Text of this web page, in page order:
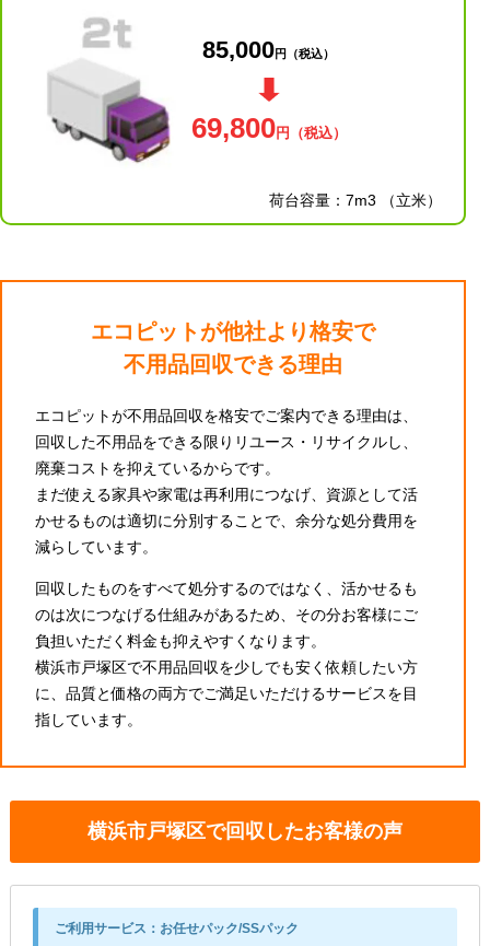
85,000円 （税込）
69,800円 （税込）
荷台容量：7m3 （立米）
エコピットが他社より格安で
不用品回収できる理由
エコピットが不用品回収を格安でご案内できる理由は、
回収した不用品をできる限りリユース・リサイクルし、
廃棄コストを抑えているからです。
まだ使える家具や家電は再利用につなげ、資源として活
かせるものは適切に分別することで、余分な処分費用を
減らしています。
回収したものをすべて処分するのではなく、活かせるも
のは次につなげる仕組みがあるため、その分お客様にご
負担いただく料金も抑えやすくなります。
横浜市戸塚区で不用品回収を少しでも安く依頼したい方
に、品質と価格の両方でご満足いただけるサービスを目
指しています。
横浜市戸塚区で回収したお客様の声
ご利用サービス： お任せパック/SSパック